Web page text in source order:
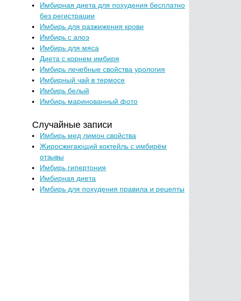
Имбирная диета для похудения бесплатно
без регистрации
Имбирь для разжижения крови
Имбирь с алоэ
Имбирь для мяса
Диета с корнем имбиря
Имбирь лечебные свойства урология
Имбирный чай в термосе
Имбирь белый
Имбирь маринованный фото
Случайные записи
Имбирь мед лимон свойства
Жиросжигающий коктейль с имбирём
отзывы
Имбирь гипертония
Имбирная диета
Имбирь для похудения правила и рецепты